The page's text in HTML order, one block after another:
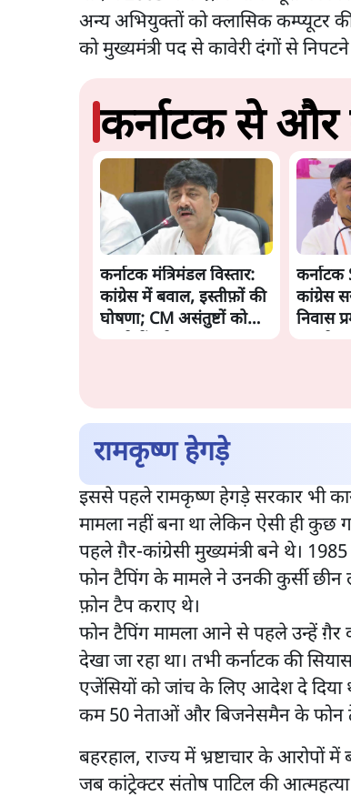
अन्य अभियुक्तों को क्लासिक कम्प्यूटर की
को मुख्यमंत्री पद से कावेरी दंगों से
कर्नाटक से
कर्नाटक मंत्रिमंडल विस्तार:
कांग्रेस में बवाल, इस्तीफ़ों की
घोषणा; CM असंतुष्टों को
कांग्रेस
निवास
रामकृष्ण हेगड़े
इससे पहले रामकृष्ण हेगड़े सरकार भी
मामला नहीं बना था लेकिन ऐसी ही कुछ
पहले ग़ैर-कांग्रेसी मुख्यमंत्री बने थे।
फोन टैपिंग के मामले ने उनकी कुर्सी
फ़ोन टैप कराए थे।
फोन टैपिंग मामला आने से पहले उन्हें ग़ैर
देखा जा रहा था। तभी कर्नाटक की
एजेंसियों को जांच के लिए आदेश दे
कम 50 नेताओं और बिजनेसमैन के फोन
बहरहाल, राज्य में भ्रष्टाचार के
जब कांट्रेक्टर संतोष पाटिल की